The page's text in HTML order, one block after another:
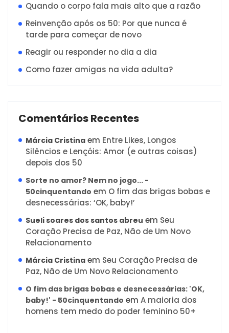
Quando o corpo fala mais alto que a razão
Reinvenção após os 50: Por que nunca é
tarde para começar de novo
Reagir ou responder no dia a dia
Como fazer amigas na vida adulta?
Comentários Recentes
Márcia Cristina em Entre Likes, Longos
Silêncios e Lençóis: Amor (e outras coisas)
depois dos 50
Sorte no amor? Nem no jogo... -
50cinquentando em O fim das brigas bobas e
desnecessárias: ‘OK, baby!’
Sueli soares dos santos abreu em Seu
Coração Precisa de Paz, Não de Um Novo
Relacionamento
Márcia Cristina em Seu Coração Precisa de
Paz, Não de Um Novo Relacionamento
O fim das brigas bobas e desnecessárias: 'OK,
baby!' - 50cinquentando em A maioria dos
homens tem medo do poder feminino 50+